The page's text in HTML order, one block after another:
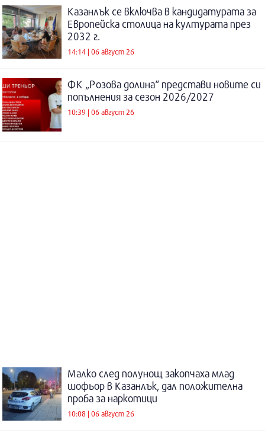
Казанлък се включва в кандидатурата за
Европейска столица на културата през
2032 г.
14:14 | 06 август 26
ФК „Розова долина“ представи новите си
попълнения за сезон 2026/2027
10:39 | 06 август 26
Малко след полунощ закопчаха млад
шофьор в Казанлък, дал положителна
проба за наркотици
10:08 | 06 август 26